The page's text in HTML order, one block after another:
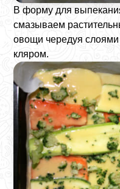
В форму для
смазываем
овощи чередуя
кляром.